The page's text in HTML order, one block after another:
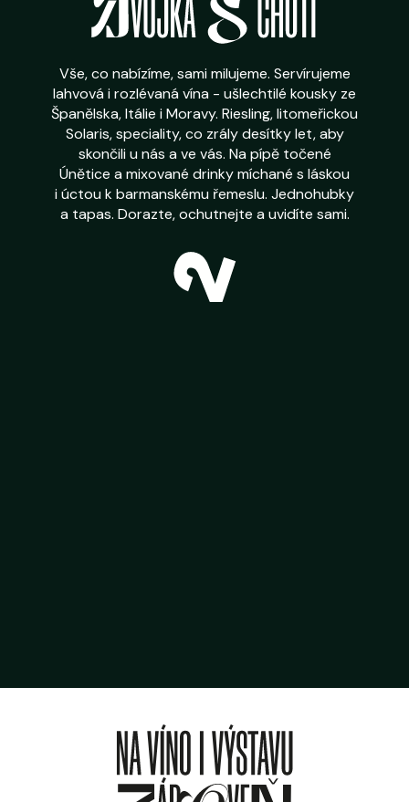
Vše, co nabízíme, sami milujeme. Servírujeme
lahvová i rozlévaná vína - ušlechtilé kousky ze
Španělska, Itálie i Moravy. Riesling, litomeřickou
Solaris, speciality, co zrály desítky let, aby
skončili u nás a ve vás. Na pípě točené
Únětice a mixované drinky míchané s láskou
i úctou k barmanskému řemeslu. Jednohubky
a tapas. Dorazte, ochutnejte a uvidíte sami.